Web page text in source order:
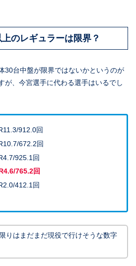
のレギュラーは限界？
30台中盤が限界ではないかというのが
が、今宮選手に代わる選手はいるでし
912.0回
672.2回
925.1回
765.2回
412.1回
りはまだまだ現役で行けそうな数字